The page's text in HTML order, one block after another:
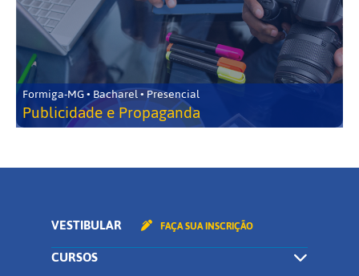
Formiga-MG • Bacharel • Presencial
Publicidade e Propaganda
VESTIBULAR FAÇA SUA INSCRIÇÃO
CURSOS